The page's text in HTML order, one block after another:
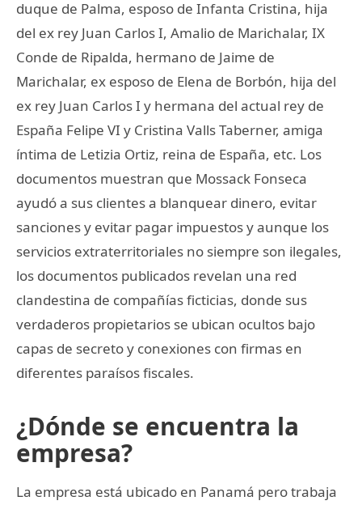
duque de Palma, esposo de Infanta Cristina, hija
del ex rey Juan Carlos I, Amalio de Marichalar, IX
Conde de Ripalda, hermano de Jaime de
Marichalar, ex esposo de Elena de Borbón, hija del
ex rey Juan Carlos I y hermana del actual rey de
España Felipe VI y Cristina Valls Taberner, amiga
íntima de Letizia Ortiz, reina de España, etc. Los
documentos muestran que Mossack Fonseca
ayudó a sus clientes a blanquear dinero, evitar
sanciones y evitar pagar impuestos y aunque los
servicios extraterritoriales no siempre son ilegales,
los documentos publicados revelan una red
clandestina de compañías ficticias, donde sus
verdaderos propietarios se ubican ocultos bajo
capas de secreto y conexiones con firmas en
diferentes paraísos fiscales.
¿Dónde se encuentra la
empresa?
La empresa está ubicado en Panamá pero trabaja